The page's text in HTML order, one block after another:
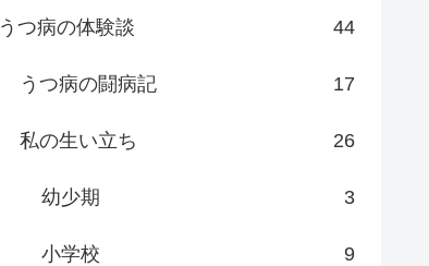
うつ病の体験談 44
うつ病の闘病記 17
私の生い立ち 26
幼少期 3
小学校 9